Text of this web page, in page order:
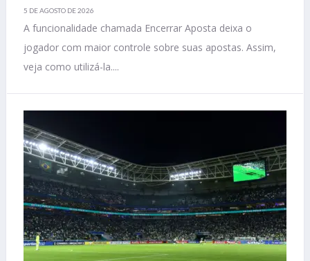
5 DE AGOSTO DE 2026
A funcionalidade chamada Encerrar Aposta deixa o
jogador com maior controle sobre suas apostas. Assim,
veja como utilizá-la....